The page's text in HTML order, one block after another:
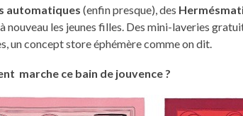
automatiques (enfin presque), des
nouveau les jeunes filles. Des mini-laveries
un concept store éphémère comme on dit.
marche ce bain de jouvence ?